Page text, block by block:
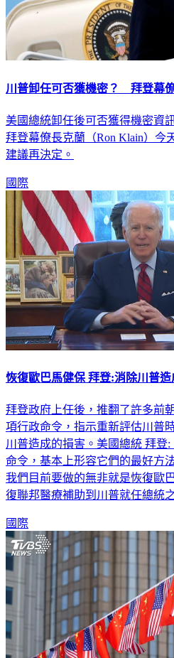
川普卸任可否獲機密？ 拜登幕
美國總統卸任後可否獲得機密資
拜登幕僚長克蘭（Ron Klain）今
建議再決定。
國際
恢復歐巴馬健保 拜登:消除川普造
拜登政府上任後，推翻了許多前
項行政命令，指示重新評估川普
川普造成的損害。美國總統 拜登
命令，基本上形容它們的最好方
我們目前要做的無非就是恢復歐
復聯邦醫療補助到川普就任總統
國際